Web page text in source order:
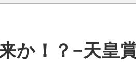
か！？−天皇